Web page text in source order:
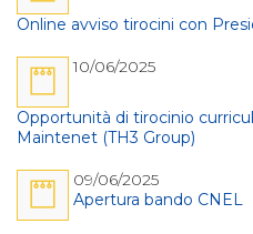
Online avviso tirocini con
10/06/2025
Opportunità di tirocinio
Maintenet (TH3 Group)
09/06/2025
Apertura bando CNEL